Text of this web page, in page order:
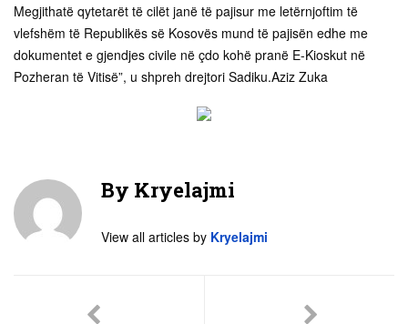
Megjithatë qytetarët të cilët janë të pajisur me letërnjoftim të
vlefshëm të Republikës së Kosovës mund të pajisën edhe me
dokumentet e gjendjes civile në çdo kohë pranë E-Kioskut në
Pozheran të Vitisë”, u shpreh drejtori Sadiku.Aziz Zuka
By Kryelajmi
View all articles by Kryelajmi